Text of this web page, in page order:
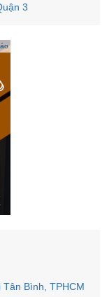
3
Bình, TPHCM